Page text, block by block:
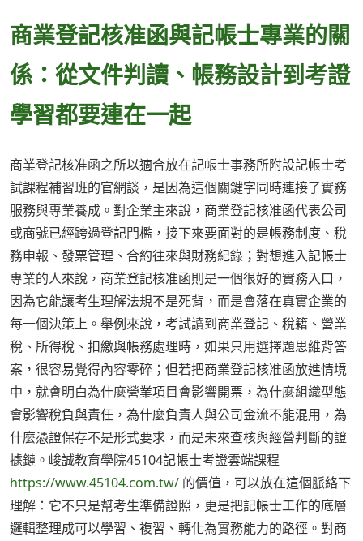
商業登記核准函與記帳士專業的關
係：從文件判讀、帳務設計到考證
學習都要連在一起
商業登記核准函之所以適合放在記帳士事務所附設記帳士考
試課程補習班的官網談，是因為這個關鍵字同時連接了實務
服務與專業養成。對企業主來說，商業登記核准函代表公司
或商號已經跨過登記門檻，接下來要面對的是帳務制度、稅
務申報、發票管理、合約往來與財務紀錄；對想進入記帳士
專業的人來說，商業登記核准函則是一個很好的實務入口，
因為它能讓考生理解法規不是死背，而是會落在真實企業的
每一個決策上。舉例來說，考試讀到商業登記、稅籍、營業
稅、所得稅、扣繳與帳務處理時，如果只用選擇題思維背答
案，很容易覺得內容零碎；但若把商業登記核准函放進情境
中，就會明白為什麼營業項目會影響開票，為什麼組織型態
會影響稅負與責任，為什麼負責人與公司金流不能混用，為
什麼憑證保存不是形式要求，而是未來查核與經營判斷的證
據鏈。峻誠教育學院45104記帳士考證雲端課程
https://www.45104.com.tw/ 的價值，可以放在這個脈絡下
理解：它不只是幫考生準備證照，更是把記帳士工作的底層
邏輯整理成可以學習、複習、轉化為實務能力的路徑。對商